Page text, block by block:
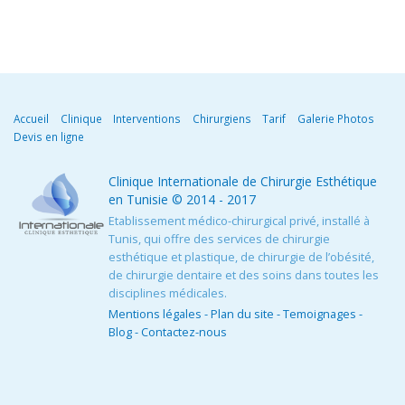
Accueil Clinique Interventions Chirurgiens Tarif
Galerie Photos
Devis en ligne
Clinique Internationale de Chirurgie Esthétique
en Tunisie © 2014 - 2017
Etablissement médico-chirurgical privé, installé à
Tunis, qui offre des services de chirurgie
esthétique et plastique, de chirurgie de l’obésité,
de chirurgie dentaire et des soins dans toutes les
disciplines médicales.
Mentions légales -Plan du site -Temoignages -
Blog-Contactez-nous